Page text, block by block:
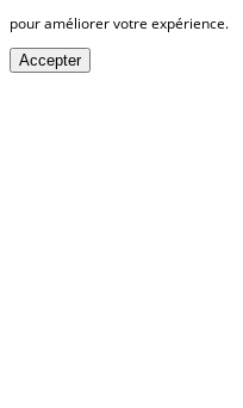
pour améliorer votre expérience.
Accepter